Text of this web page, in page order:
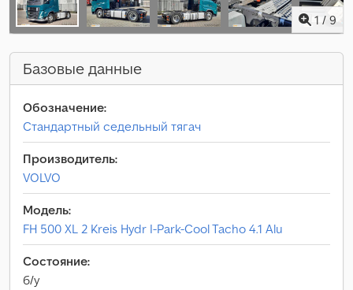
1 / 9
Базовые данные
Обозначение:
Стандартный седельный тягач
Производитель:
VOLVO
Модель:
FH 500 XL 2 Kreis Hydr I-Park-Cool Tacho 4.1 Alu
Состояние:
б/у